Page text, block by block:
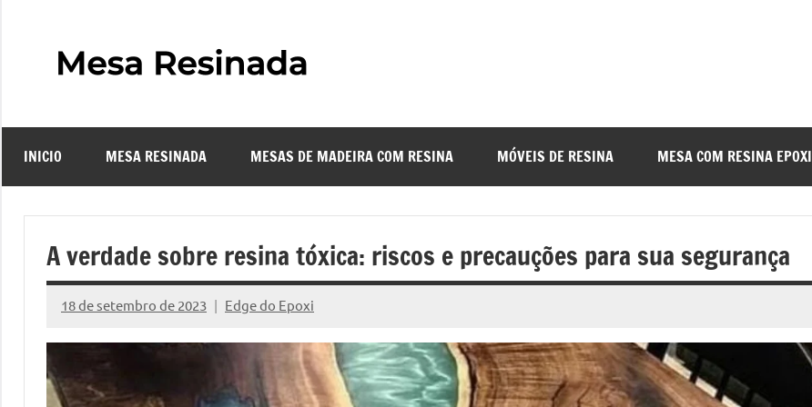
Resinada
–
Como
Fazer
uma
Mesa
resinadas,
a
elegância
se
encontra
INICIO MESA RESINADA MESAS DE MADEIRA COM RESINA MÓVEIS DE RESINA MESA COM RESINA EPOXI
A verdade sobre resina tóxica: riscos e precauções para sua segurança
18 de setembro de 2023 Edge do Epoxi
Nenhum
Comentário